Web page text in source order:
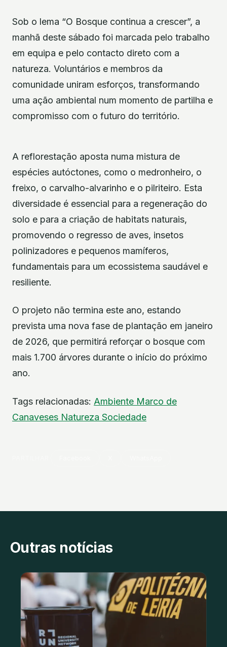
Sob o lema “O Bosque continua a crescer”, a
manhã deste sábado foi marcada pelo trabalho
em equipa e pelo contacto direto com a
natureza. Voluntários e membros da
comunidade uniram esforços, transformando
uma ação ambiental num momento de partilha e
compromisso com o futuro do território.
A reflorestação aposta numa mistura de
espécies autóctones, como o medronheiro, o
freixo, o carvalho-alvarinho e o pilriteiro. Esta
diversidade é essencial para a regeneração do
solo e para a criação de habitats naturais,
promovendo o regresso de aves, insetos
polinizadores e pequenos mamíferos,
fundamentais para um ecossistema saudável e
resiliente.
O projeto não termina este ano, estando
prevista uma nova fase de plantação em janeiro
de 2026, que permitirá reforçar o bosque com
mais 1.700 árvores durante o início do próximo
ano.
Tags relacionadas: Ambiente Marco de
Canaveses Natureza Sociedade
Outras notícias